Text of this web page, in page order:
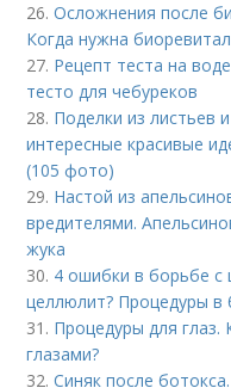
26.Осложнения после
Когда нужна
27. Рецепт теста на
тесто для чебуреков
28. Поделки из листьев
интересные красивые
(105 фото)
29. Настой из
вредителями.
жука
30. 4 ошибки в борьбе с
целлюлит? Процедуры
31. Процедуры для глаз.
глазами?
32.Синяк после